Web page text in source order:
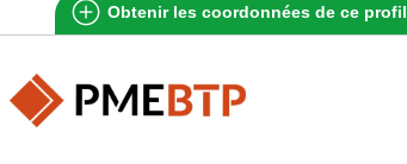
Obtenir les coordonnées de ce profil